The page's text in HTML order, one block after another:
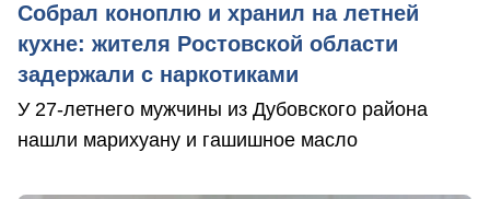
Собрал коноплю и хранил на летней
кухне: жителя Ростовской области
задержали с наркотиками
У 27-летнего мужчины из Дубовского района
нашли марихуану и гашишное масло